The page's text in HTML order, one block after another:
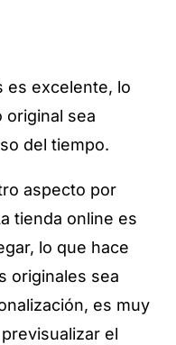
es excelente, lo
original sea
del tiempo.
aspecto por
tienda online es
lo que hace
originales sea
es muy
el